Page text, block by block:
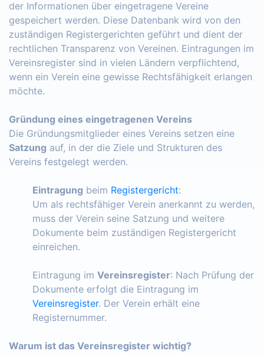
der Informationen über eingetragene Vereine
gespeichert werden. Diese Datenbank wird von den
zuständigen Registergerichten geführt und dient der
rechtlichen Transparenz von Vereinen. Eintragungen im
Vereinsregister sind in vielen Ländern verpflichtend,
wenn ein Verein eine gewisse Rechtsfähigkeit erlangen
möchte.
Gründung eines eingetragenen Vereins
Die Gründungsmitglieder eines Vereins setzen eine
Satzung auf, in der die Ziele und Strukturen des
Vereins festgelegt werden.
Eintragung beim Registergericht:
Um als rechtsfähiger Verein anerkannt zu werden,
muss der Verein seine Satzung und weitere
Dokumente beim zuständigen Registergericht
einreichen.
Eintragung im Vereinsregister: Nach Prüfung der
Dokumente erfolgt die Eintragung im
Vereinsregister. Der Verein erhält eine
Registernummer.
Warum ist das Vereinsregister wichtig?